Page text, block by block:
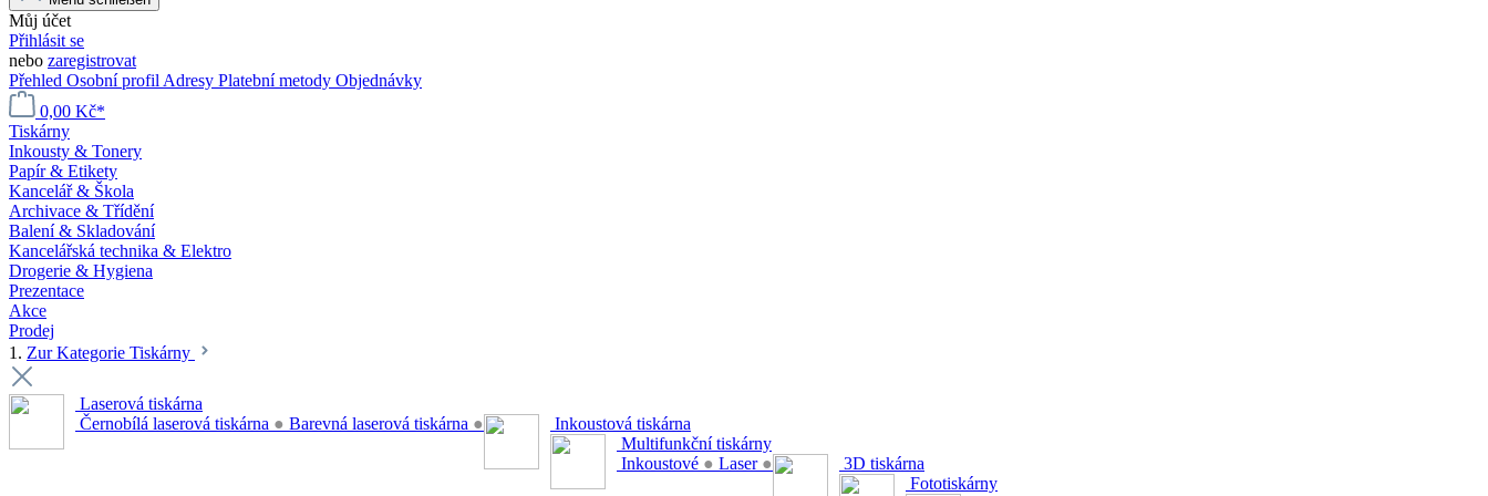
Můj účet
Přihlásit se
nebo zaregistrovat
Přehled Osobní profil Adresy Platební metody Objednávky
0,00 Kč*
Tiskárny
Inkousty & Tonery
Papír & Etikety
Kancelář & Škola
Archivace & Třídění
Balení & Skladování
Kancelářská technika & Elektro
Drogerie & Hygiena
Prezentace
Akce
Prodej
1. Zur Kategorie Tiskárny
Laserová tiskárna
Černobílá laserová tiskárna ● Barevná laserová tiskárna ●
Inkoustová tiskárna
Multifunkční tiskárny
Inkoustové ● Laser ●
3D tiskárna
Fototiskárny